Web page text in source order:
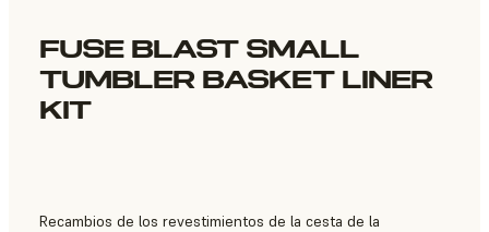
FUSE BLAST SMALL
TUMBLER BASKET LINER
KIT
Recambios de los revestimientos de la cesta de la